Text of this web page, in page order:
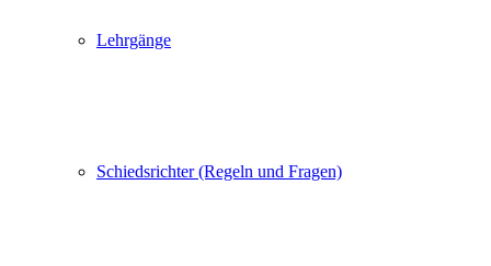
Lehrgänge
Schiedsrichter (Regeln und Fragen)